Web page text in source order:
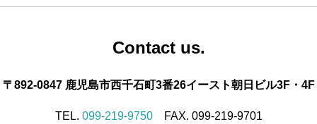
Contact us.
〒892-0847 鹿児島市西千石町3番26イースト朝日ビル3F・4F
TEL. 099-219-9750FAX. 099-219-9701